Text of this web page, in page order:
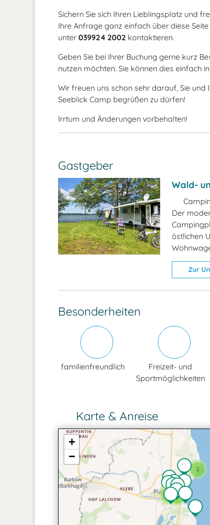
Sichern Sie sich Ihren Lieblingsplatz und
Ihre Anfrage ganz einfach über diese Seite
unter 039924 2002 kontaktieren.
Geben Sie bei Ihrer Buchung gerne kurz
nutzen möchten. Sie können dies einfach
Wir freuen uns schon sehr darauf, Sie
Seeblick Camp begrüßen zu dürfen!
Irrtum und Änderungen vorbehalten!
Gastgeber
Wald-
Der
östlichen
Zur
Besonderheiten
familienfreundlich
Freizeit- und
Sportmöglichkeiten
Karte & Anreise
2
2
+
−